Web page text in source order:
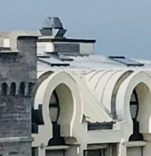
: écran noir en
!
temps réel, information
data, open Innovation…